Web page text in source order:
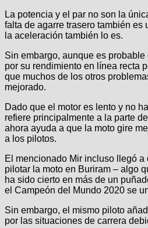
La potencia y el par no son la
falta de agarre trasero también es
la aceleración también lo es.
Sin embargo, aunque es
por su rendimiento en línea recta
que muchos de los otros
mejorado.
Dado que el motor es lento y no
refiere principalmente a la parte
ahora ayuda a que la moto gire
a los pilotos.
El mencionado Mir incluso llegó
pilotar la moto en Buriram – algo
ha sido cierto en más de un
el Campeón del Mundo 2020 se
Sin embargo, el mismo piloto
por las situaciones de carrera